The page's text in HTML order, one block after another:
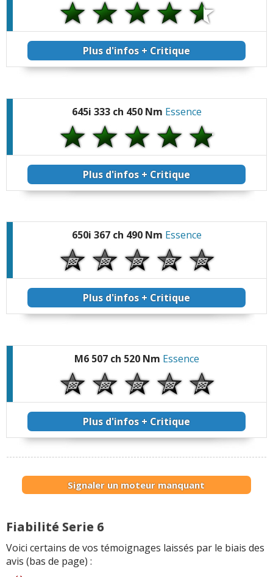
Plus d'infos + Critique
645i 333 ch 450 Nm Essence
Plus d'infos + Critique
650i 367 ch 490 Nm Essence
Plus d'infos + Critique
M6 507 ch 520 Nm Essence
Plus d'infos + Critique
Signaler un moteur manquant
Fiabilité Serie 6
Voici certains de vos témoignages laissés par le biais des
avis (bas de page) :